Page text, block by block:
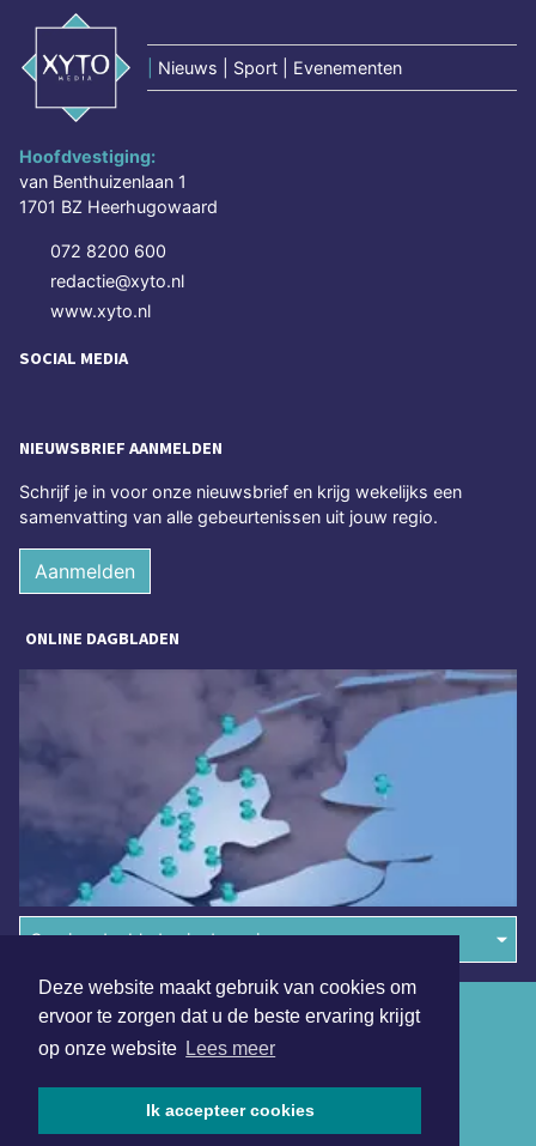
Deze website maakt gebruik van cookies om
ervoor te zorgen dat u de beste ervaring krijgt
op onze website Lees meer
Ik accepteer cookies
Nieuws | Sport | Evenementen
Hoofdvestiging:
van Benthuizenlaan 1
1701 BZ Heerhugowaard
072 8200 600
redactie@xyto.nl
www.xyto.nl
SOCIAL MEDIA
NIEUWSBRIEF AANMELDEN
Schrijf je in voor onze nieuwsbrief en krijg wekelijks een
samenvatting van alle gebeurtenissen uit jouw regio.
Aanmelden
ONLINE DAGBLADEN
Overige dagbladen in de regio
Algemene voorwaarden
Disclaimer